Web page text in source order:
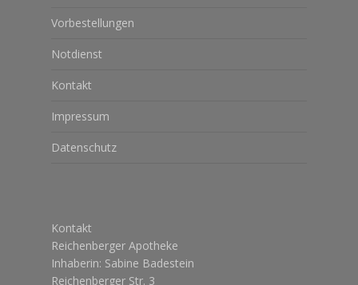
Vorbestellungen
Notdienst
Kontakt
Impressum
Datenschutz
Kontakt
Reichenberger Apotheke
Inhaberin: Sabine Badestein
Reichenberger Str. 3